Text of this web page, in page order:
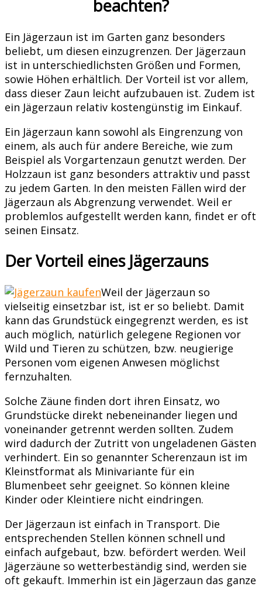
beachten?
Ein Jägerzaun ist im Garten ganz besonders
beliebt, um diesen einzugrenzen. Der Jägerzaun
ist in unterschiedlichsten Größen und Formen,
sowie Höhen erhältlich. Der Vorteil ist vor allem,
dass dieser Zaun leicht aufzubauen ist. Zudem ist
ein Jägerzaun relativ kostengünstig im Einkauf.
Ein Jägerzaun kann sowohl als Eingrenzung von
einem, als auch für andere Bereiche, wie zum
Beispiel als Vorgartenzaun genutzt werden. Der
Holzzaun ist ganz besonders attraktiv und passt
zu jedem Garten. In den meisten Fällen wird der
Jägerzaun als Abgrenzung verwendet. Weil er
problemlos aufgestellt werden kann, findet er oft
seinen Einsatz.
Der Vorteil eines Jägerzauns
Weil der Jägerzaun so
vielseitig einsetzbar ist, ist er so beliebt. Damit
kann das Grundstück eingegrenzt werden, es ist
auch möglich, natürlich gelegene Regionen vor
Wild und Tieren zu schützen, bzw. neugierige
Personen vom eigenen Anwesen möglichst
fernzuhalten.
Solche Zäune finden dort ihren Einsatz, wo
Grundstücke direkt nebeneinander liegen und
voneinander getrennt werden sollten. Zudem
wird dadurch der Zutritt von ungeladenen Gästen
verhindert. Ein so genannter Scherenzaun ist im
Kleinstformat als Minivariante für ein
Blumenbeet sehr geeignet. So können kleine
Kinder oder Kleintiere nicht eindringen.
Der Jägerzaun ist einfach in Transport. Die
entsprechenden Stellen können schnell und
einfach aufgebaut, bzw. befördert werden. Weil
Jägerzäune so wetterbeständig sind, werden sie
oft gekauft. Immerhin ist ein Jägerzaun das ganze